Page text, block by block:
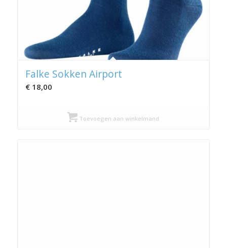
Falke Sokken Airport
€18,00
Toevoegen aan winkelmand